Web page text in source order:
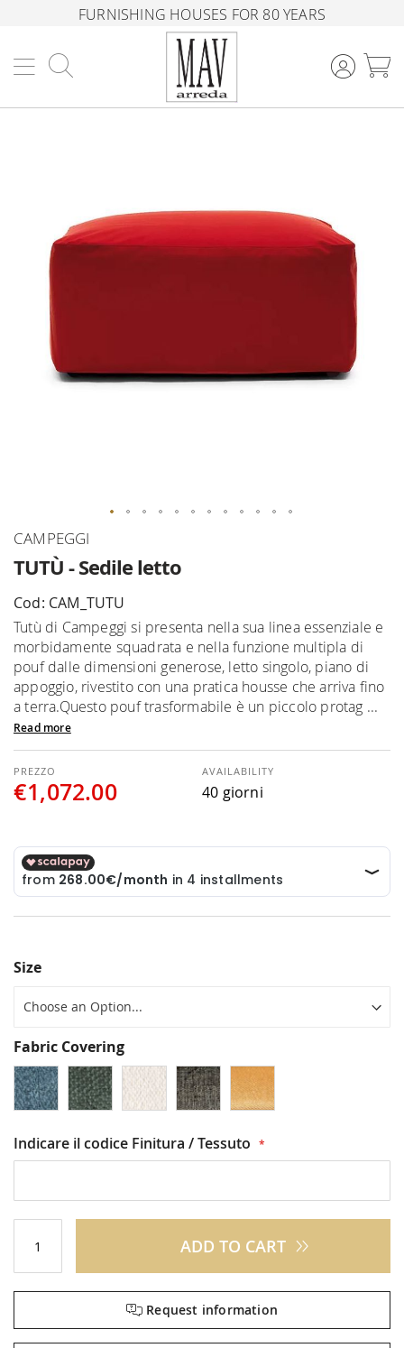
FURNISHING HOUSES FOR 80 YEARS
TUTÙ - Sedile letto
CAMPEGGI
Cod: CAM_TUTU
Tutù di Campeggi si presenta nella sua linea essenziale e
morbidamente squadrata e nella funzione multipla di
pouf dalle dimensioni generose, letto singolo, piano di
appoggio, rivestito con una pratica housse che arriva fino
a terra.Questo pouf trasformabile è un piccolo protag ...
Read more
€1,072.00
AVAILABILITY
40 giorni
Size
Fabric Covering
Indicare il codice Finitura / Tessuto
ADD TO CART
Request information
images
gallery
Skip
the
beginning
of
the
images
gallery